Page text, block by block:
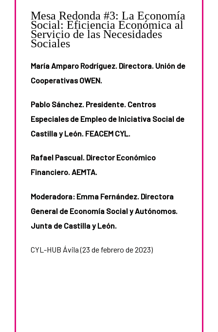
Mesa Redonda #3: La Economía
Social: Eficiencia Económica al
Servicio de las Necesidades
Sociales
María Amparo Rodríguez. Directora. Unión de
Cooperativas OWEN.
Pablo Sánchez. Presidente. Centros
Especiales de Empleo de Iniciativa Social de
Castilla y León. FEACEM CYL.
Rafael Pascual. Director Económico
Financiero. AEMTA.
Moderadora: Emma Fernández. Directora
General de Economía Social y Autónomos.
Junta de Castilla y León.
CYL-HUB Ávila (23 de febrero de 2023)